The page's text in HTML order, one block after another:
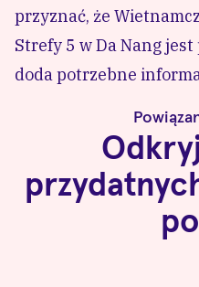
przyznać, że
Strefy 5 w Da Nang
doda potrzebne